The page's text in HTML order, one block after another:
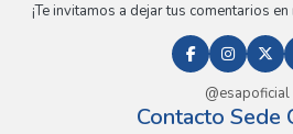
¡Te invitamos a dejar tus comentarios
@esapoficial
Contacto Sede